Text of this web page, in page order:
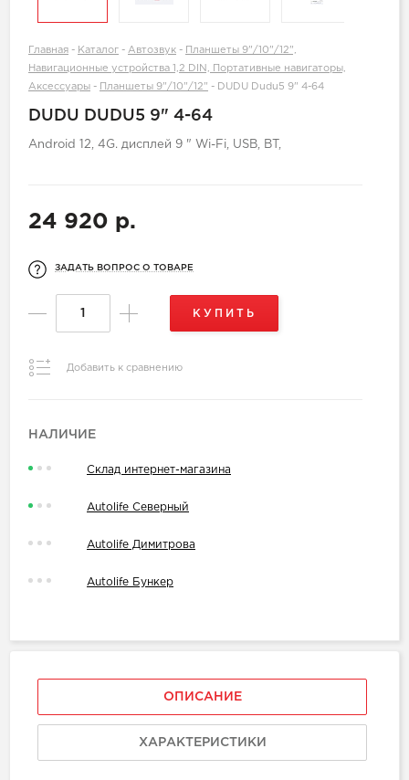
Главная - Каталог - Автозвук -
Планшеты 9"/10"/12",
Навигационные устройства 1,2 DIN, Портативные навигаторы,
Аксессуары - Планшеты 9"/10"/12" - DUDU Dudu5 9" 4-64
DUDU DUDU5 9" 4-64
Android 12, 4G. дисплей 9 " Wi-Fi, USB, BT,
24 920 р.
ЗАДАТЬ ВОПРОС О ТОВАРЕ
КУПИТЬ
Добавить к сравнению
НАЛИЧИЕ
Склад интернет-магазина
Autolife Северный
Autolife Димитрова
Autolife Бункер
ОПИСАНИЕ
ХАРАКТЕРИСТИКИ